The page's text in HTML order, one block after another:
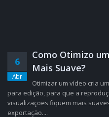
6
Abr
Como Otimizo
Mais Suave?
Otimizar um vídeo cria
para edição, para que a
visualizações fiquem mais
exportação....